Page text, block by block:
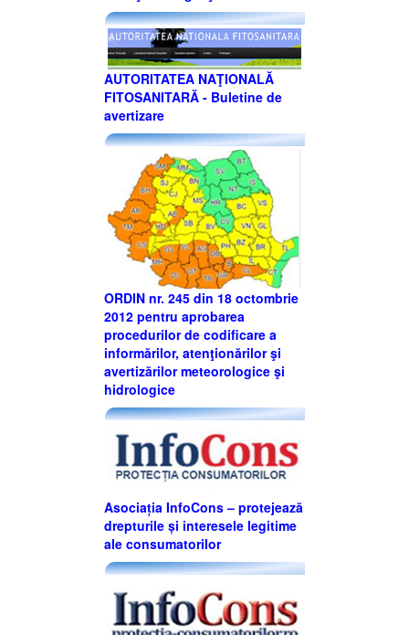
AUTORITATEA NAŢIONALĂ
FITOSANITARĂ - Buletine de
avertizare
ORDIN nr. 245 din 18 octombrie
2012 pentru aprobarea
procedurilor de codificare a
informărilor, atenţionărilor şi
avertizărilor meteorologice şi
hidrologice
Asociația InfoCons – protejează
drepturile și interesele legitime
ale consumatorilor